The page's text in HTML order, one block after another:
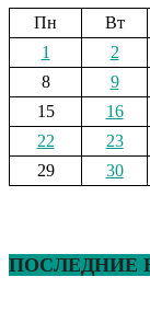
Пн
Вт
1
2
8
9
15
16
22
23
29
30
ПОСЛЕДНИЕ